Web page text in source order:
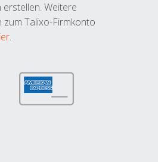
erstellen. Weitere
Talixo-Firmkonto
.